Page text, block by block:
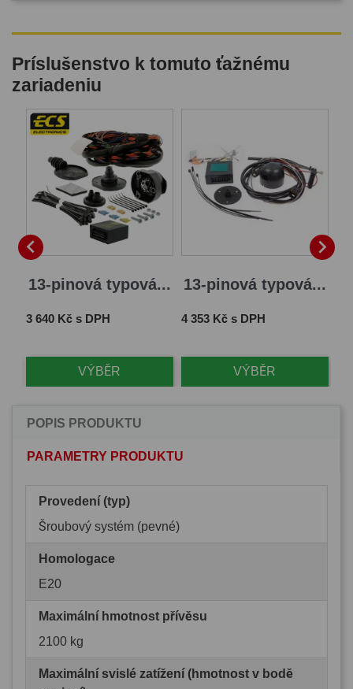
Príslušenstvo k tomuto ťažnému
zariadeniu

13-pinová typová...
Cena
3 640 Kč s DPH
VÝBĚR
13-pinová typová...
Cena
4 353 Kč s DPH
VÝBĚR

POPIS PRODUKTU
PARAMETRY PRODUKTU
Provedení (typ)
Šroubový systém (pevné)
Homologace
E20
Maximální hmotnost přívěsu
2100 kg
Maximální svislé zatížení (hmotnost v bodě